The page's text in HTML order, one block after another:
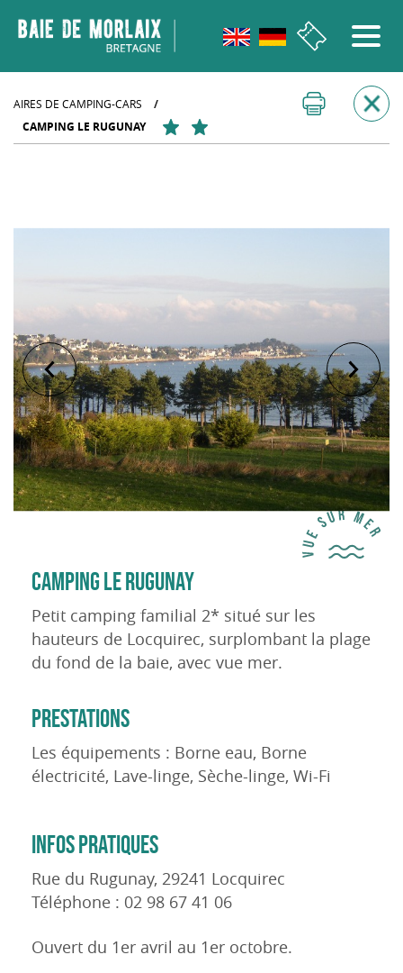
AIRES DE CAMPING-CARS
/
CAMPING LE RUGUNAY
CAMPING LE RUGUNAY
Petit camping familial 2* situé sur les
hauteurs de Locquirec, surplombant la plage
du fond de la baie, avec vue mer.
PRESTATIONS
Les équipements : Borne eau, Borne
électricité, Lave-linge, Sèche-linge, Wi-Fi
INFOS PRATIQUES
Rue du Rugunay, 29241 Locquirec
Téléphone : 02 98 67 41 06
Ouvert du 1er avril au 1er octobre.